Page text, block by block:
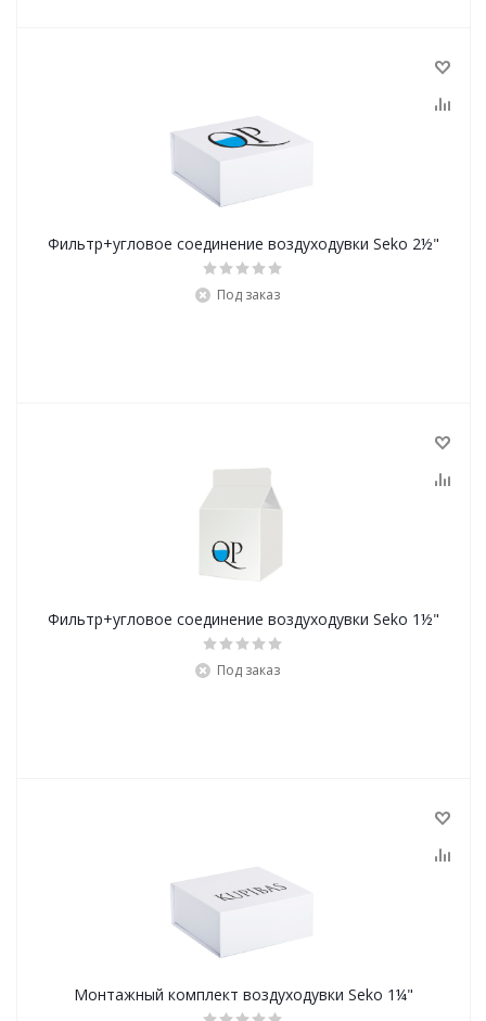
Фильтр+угловое соединение воздуходувки Seko 2½"
Под заказ
Фильтр+угловое соединение воздуходувки Seko 1½"
Под заказ
Монтажный комплект воздуходувки Seko 1¼"